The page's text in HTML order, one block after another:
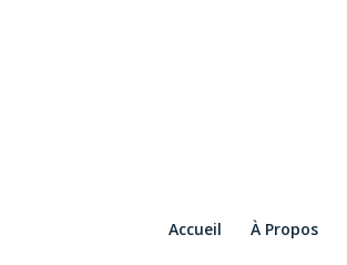
Accueil À Propos